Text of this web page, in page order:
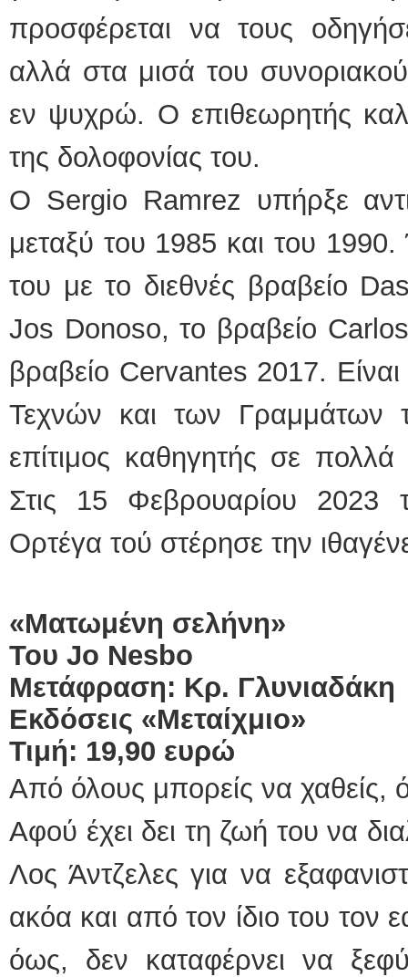
προσφέρεται να τους
αλλά στα μισά του
εν ψυχρώ. Ο επιθεωρητής
της δολοφονίας του.
Ο Sergio Ramrez υπήρξε
μεταξύ του 1985 και του 1990.
του με το διεθνές βραβείο
Jos Donoso, το βραβείο
βραβείο Cervantes 2017.
Τεχνών και των Γραμμάτων
επίτιμος καθηγητής σε πολλά
Στις 15 Φεβρουαρίου 2023
Ορτέγα τού στέρησε την
«Ματωμένη σελήνη»
Του Jo Nesbo
Μετάφραση: Κρ. Γλυνιαδάκη
Εκδόσεις «Μεταίχμιο»
Τιμή: 19,90 ευρώ
Από όλους μπορείς να χαθείς,
Αφού έχει δει τη ζωή του να
Λος Άντζελες για να
ακόα και από τον ίδιο του τον
όως, δεν καταφέρνει να